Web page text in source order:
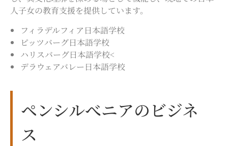
人子女の教育支援を提供しています。
フィラデルフィア日本語学校
ピッツバーグ日本語学校
ハリスバーグ日本語学校<
デラウェアバレー日本語学校
ペンシルべニアのビジネ
ス